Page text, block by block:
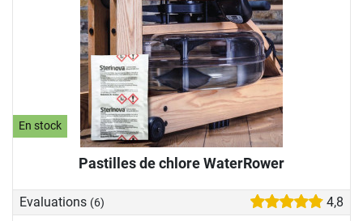
En stock
Pastilles de chlore WaterRower
Evaluations (6) 4,8